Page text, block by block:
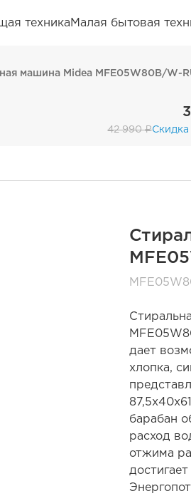
техникаМалая бытовая
машина Midea MFE05W80B/W-
42 990 ₽
дает
хлопка,
барабан
расход
отжима